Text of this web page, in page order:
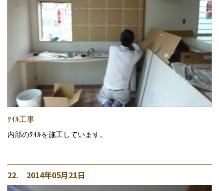
ﾀｲﾙ工事
内部のﾀｲﾙを施工しています。
22. 2014年05月21日